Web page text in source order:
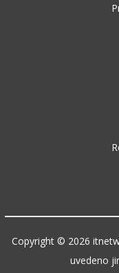
Copyright © 2026
uvedeno